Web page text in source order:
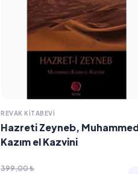
REVAK KITABEVI
Hazreti Zeyneb,
Kazım el Kazvini
399,00 ₺